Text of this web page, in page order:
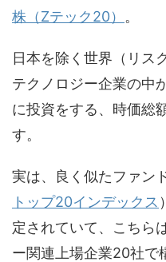
株（Zテック20） 。
日本を除く世界（リス
テクノロジー企業の中
に投資をする、時価総
す。
実は、良く似たファン
トップ20インデックス
定されていて、こちら
ー関連上場企業20社で